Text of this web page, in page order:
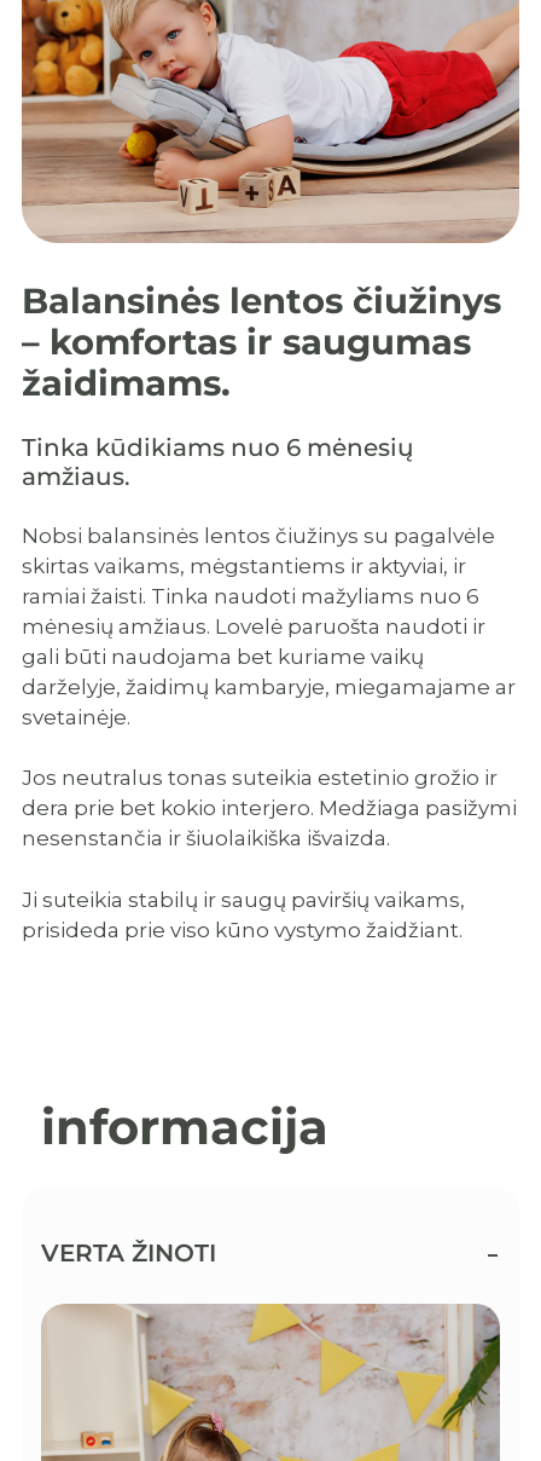
Balansinės lentos čiužinys
– komfortas ir saugumas
žaidimams.
Tinka kūdikiams nuo 6 mėnesių
amžiaus.
Nobsi balansinės lentos čiužinys su pagalvėle
skirtas vaikams, mėgstantiems ir aktyviai, ir
ramiai žaisti. Tinka naudoti mažyliams nuo 6
mėnesių amžiaus. Lovelė paruošta naudoti ir
gali būti naudojama bet kuriame vaikų
darželyje, žaidimų kambaryje, miegamajame ar
svetainėje.
Jos neutralus tonas suteikia estetinio grožio ir
dera prie bet kokio interjero. Medžiaga pasižymi
nesenstančia ir šiuolaikiška išvaizda.
Ji suteikia stabilų ir saugų paviršių vaikams,
prisideda prie viso kūno vystymo žaidžiant.
informacija
VERTA ŽINOTI